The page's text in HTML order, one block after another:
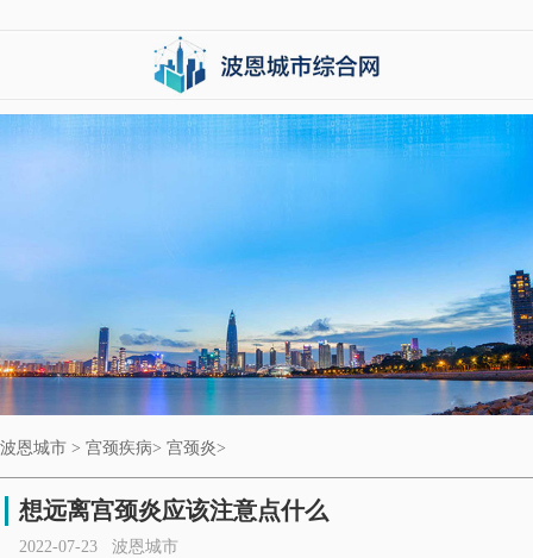
波恩城市 > 宫颈疾病> 宫颈炎>
想远离宫颈炎应该注意点什么
2022-07-23 波恩城市